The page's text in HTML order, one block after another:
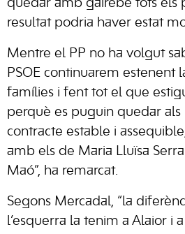
quedar amb gairebé tots els
resultat podria haver estat
Mentre el PP no ha volgut
PSOE continuarem estenent
famílies i fent tot el que
perquè es puguin quedar als
contracte estable i
amb els de Maria Lluïsa
Maó”, ha remarcat.
Segons Mercadal, “la
l’esquerra la tenim a Alaior i